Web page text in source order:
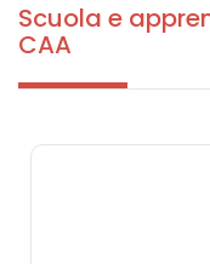
Scuola e
CAA